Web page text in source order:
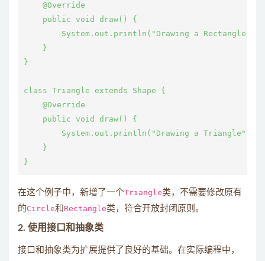
    @Override
    public void draw() {
        System.out.println("Drawing a Rectangle");
    }
}
class Triangle extends Shape {
    @Override
    public void draw() {
        System.out.println("Drawing a Triangle");
    }
在这个例子中，新增了一个Triangle类，不需要修改原有
的Circle和 Rectangle类，符合开放封闭原则。
2. 使用接口和抽象类
接口和抽象类为扩展提供了良好的基础。在实际编程中，